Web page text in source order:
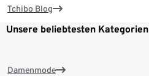
Tchibo Blog
Unsere beliebtesten Kategorien
Damenmode